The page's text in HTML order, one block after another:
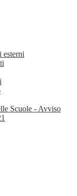
esterni
Scuole - Avviso